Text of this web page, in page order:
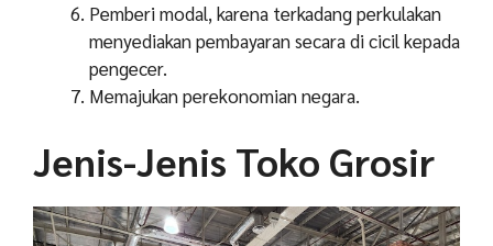
Pemberi modal, karena terkadang perkulakan
menyediakan pembayaran secara di cicil kepada
pengecer.
Memajukan perekonomian negara.
Jenis-Jenis Toko Grosir